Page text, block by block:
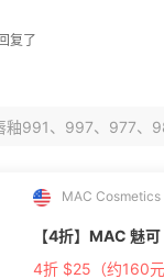
复了
釉991、997、977、
MAC Cosmetics
【4折】MAC 魅
4折 $25（约160元